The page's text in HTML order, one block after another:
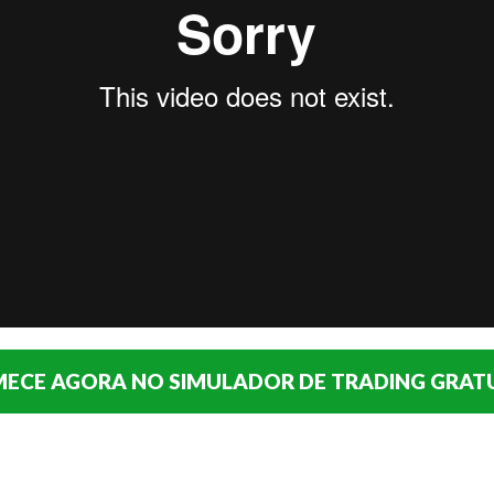
AGORA NO SIMULADOR DE TRADING